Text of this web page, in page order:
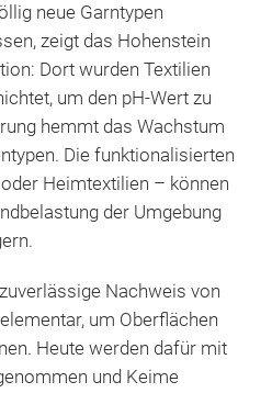
neue Garntypen
zeigt das Hohenstein
Dort wurden Textilien
um den pH-Wert zu
hemmt das Wachstum
Die funktionalisierten
Heimtextilien – können
der Umgebung
Nachweis von
um Oberflächen
Heute werden dafür mit
und Keime